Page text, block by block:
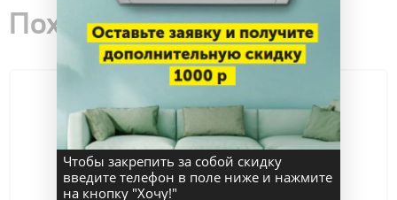
Похожие товары
Чтобы закрепить за собой скидку
введите телефон в поле ниже и нажмите
на кнопку "Хочу!"